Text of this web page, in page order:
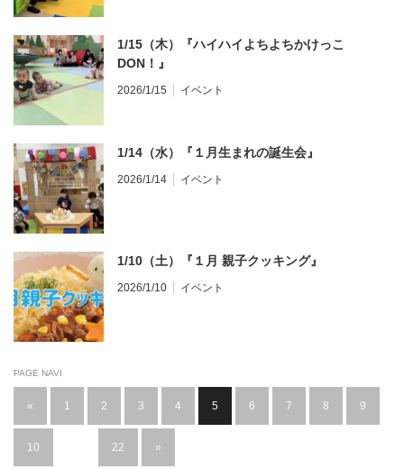
1/15（木）『ハイハイよちよちかけっこ
DON！』
2026/1/15 イベント
1/14（水）『１月生まれの誕生会』
2026/1/14 イベント
1/10（土）『１月 親子クッキング』
2026/1/10 イベント
PAGE NAVI
« 1 2 3 4 5 6 7 8 9
10 22 »